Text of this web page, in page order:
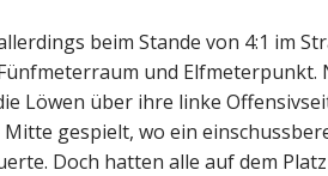
beim Stande von 4:1 im
und Elfmeterpunkt.
Löwen über ihre linke
gespielt, wo ein
Doch hatten alle auf dem